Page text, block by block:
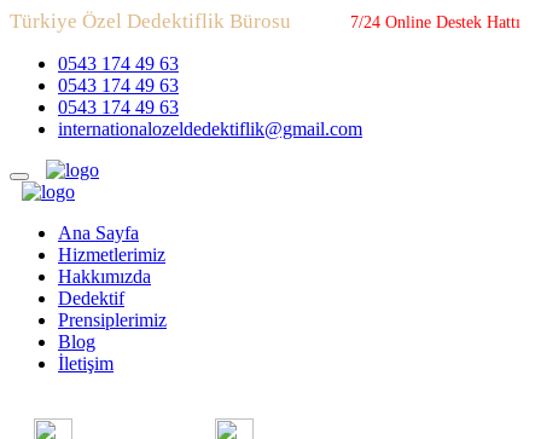
Türkiye Özel Dedektiflik Bürosu 7/24 Online Destek Hattı
0543 174 49 63
0543 174 49 63
0543 174 49 63
internationalozeldedektiflik@gmail.com
Ana Sayfa
Hizmetlerimiz
Hakkımızda
Dedektif
Prensiplerimiz
Blog
İletişim